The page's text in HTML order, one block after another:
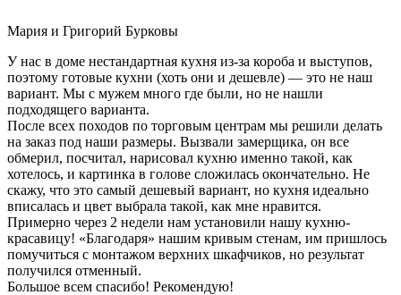
Мария и Григорий Бурковы
У нас в доме нестандартная кухня из-за короба и выступов,
поэтому готовые кухни (хоть они и дешевле) — это не наш
вариант. Мы с мужем много где были, но не нашли
подходящего варианта.
После всех походов по торговым центрам мы решили делать
на заказ под наши размеры. Вызвали замерщика, он все
обмерил, посчитал, нарисовал кухню именно такой, как
хотелось, и картинка в голове сложилась окончательно. Не
скажу, что это самый дешевый вариант, но кухня идеально
вписалась и цвет выбрала такой, как мне нравится.
Примерно через 2 недели нам установили нашу кухню-
красавицу! «Благодаря» нашим кривым стенам, им пришлось
помучиться с монтажом верхних шкафчиков, но результат
получился отменный.
Большое всем спасибо! Рекомендую!